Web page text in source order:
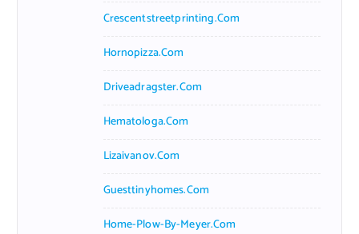
Crescentstreetprinting.com
Hornopizza.com
Driveadragster.com
Hematologa.com
Lizaivanov.com
Guesttinyhomes.com
Home-Plow-By-Meyer.com